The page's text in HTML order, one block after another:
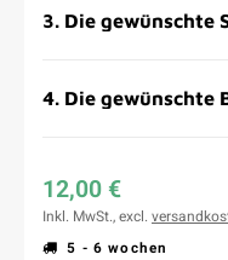
3. Die gewünschte
4. Die gewünschte
12,00 €
Inkl. MwSt., excl.
5 - 6 wochen